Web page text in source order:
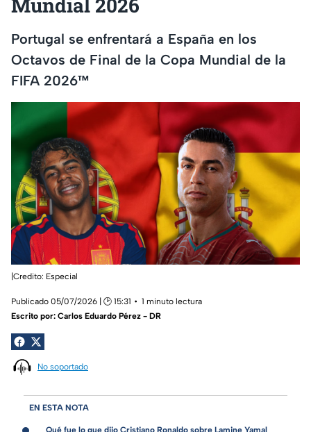
Mundial 2026
Portugal se enfrentará a España en los
Octavos de Final de la Copa Mundial de la
FIFA 2026™
|Credito: Especial
Publicado 05/07/2026 | 🕑 15:31
1 minuto lectura
Escrito por: Carlos Eduardo Pérez - DR
No soportado
EN ESTA NOTA
Qué fue lo que dijo Cristiano Ronaldo sobre Lamine Yamal